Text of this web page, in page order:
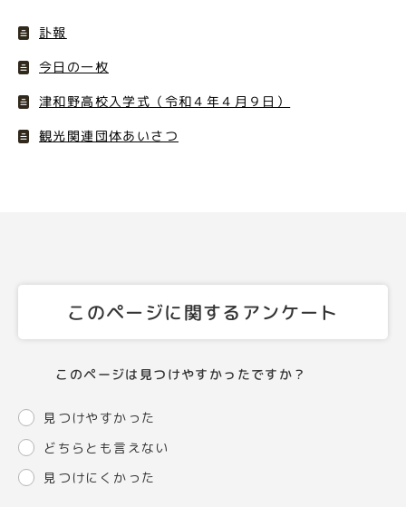
訃報
今日の一枚
津和野高校入学式（令和４年４月９日）
観光関連団体あいさつ
このページに関するアンケート
このページは見つけやすかったですか？
見つけやすかった
どちらとも言えない
見つけにくかった